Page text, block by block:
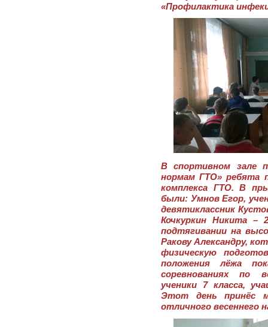
«Профилактика
В спортивном зале
нормам ГТО» ребята
комплекса ГТО. В
были: Умнов Егор,
девятиклассник
Кочкуркин Никита –
подтягивании на
Ракову Александру,
физическую
положения лёжа
соревнованиях по
ученики 7 класса,
Этот день принёс
отличного весеннего